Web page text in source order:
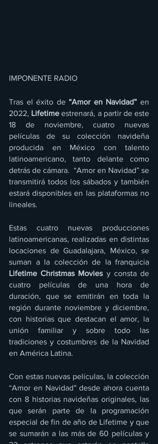
IMPONENTE RADIO
Tras el éxito de “Amor en Navidad” en
2022, Lifetime estrenará, a partir de este
18 de noviembre, cuatro nuevas
películas de su colección
navideña
producida en México con talento
latinoamericano, tanto delante como
detrás de cámara.  “Amor en Navidad” se
transmitirá todos los sábados y también
estará disponibles en las plataformas no
lineales.
Estas cuatro nuevas producciones
latinoamericanas, realizadas en distintas
locaciones de Guadalajara, México, se
Lifetime Christmas Movies y consta de
cuatro películas de una hora de
duración, que se emitirán en toda la
región durante noviembre y diciembre,
con historias que destacan el amor, la
unión familiar y sobre todo las
tradiciones y costumbres de la Navidad
en América Latina.
Con estas nuevas películas, la colección
“Amor en Navidad” desde ahora cuenta
con 8 historias navideñas originales, las
que serán parte de la programación
especial de fin de año de Lifetime y que
se sumarán a las más de 60 películas y